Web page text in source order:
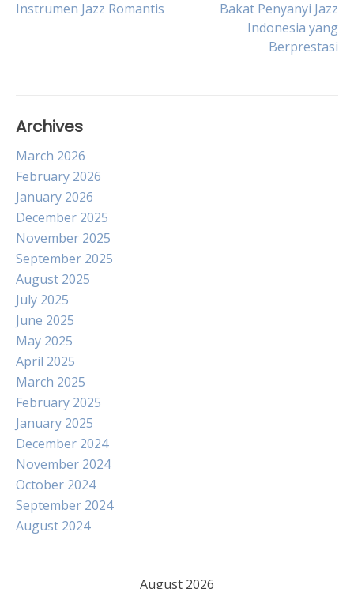
Instrumen Jazz Romantis
Bakat Penyanyi Jazz
Indonesia yang
Berprestasi
Archives
March 2026
February 2026
January 2026
December 2025
November 2025
September 2025
August 2025
July 2025
June 2025
May 2025
April 2025
March 2025
February 2025
January 2025
December 2024
November 2024
October 2024
September 2024
August 2024
August 2026